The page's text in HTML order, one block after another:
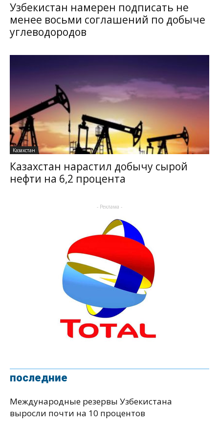
Узбекистан намерен подписать не
менее восьми соглашений по добыче
углеводородов
Казахстан
Казахстан нарастил добычу сырой
нефти на 6,2 процента
- Реклама -
последние
Международные резервы Узбекистана
выросли почти на 10 процентов